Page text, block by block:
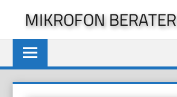
springen
MIKROFON BERATER